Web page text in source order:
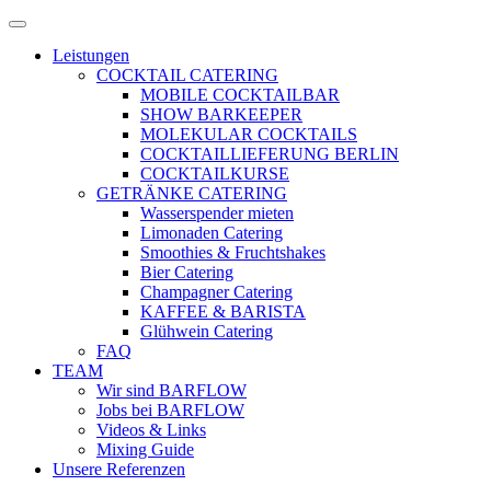
Zum
springen
Menü
öffnenLeistungen
COCKTAIL CATERING
MOBILE COCKTAILBAR
SHOW BARKEEPER
MOLEKULAR COCKTAILS
COCKTAILLIEFERUNG BERLIN
COCKTAILKURSE
GETRÄNKE CATERING
Wasserspender mieten
Limonaden Catering
Smoothies & Fruchtshakes
Bier Catering
Champagner Catering
KAFFEE & BARISTA
Glühwein Catering
FAQ
TEAM
Wir sind BARFLOW
Jobs bei BARFLOW
Videos & Links
Mixing Guide
Unsere Referenzen